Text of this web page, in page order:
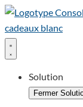
Solution
Fermer